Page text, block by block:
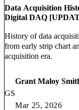
Data Acquisition
Digital DAQ
History of data
from early strip chart
acquisition era.
GS
Grant Maloy
Mar 25, 2026